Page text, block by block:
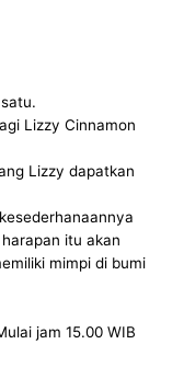
Lizzy Cinnamon
Lizzy dapatkan
itu akan
mimpi di bumi
jam 15.00 WIB